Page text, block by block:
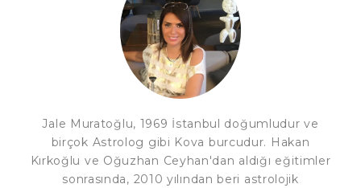
Jale Muratoğlu, 1969 İstanbul doğumludur ve
birçok Astrolog gibi Kova burcudur. Hakan
Kırkoğlu ve Oğuzhan Ceyhan'dan aldığı eğitimler
sonrasında, 2010 yılından beri astrolojik